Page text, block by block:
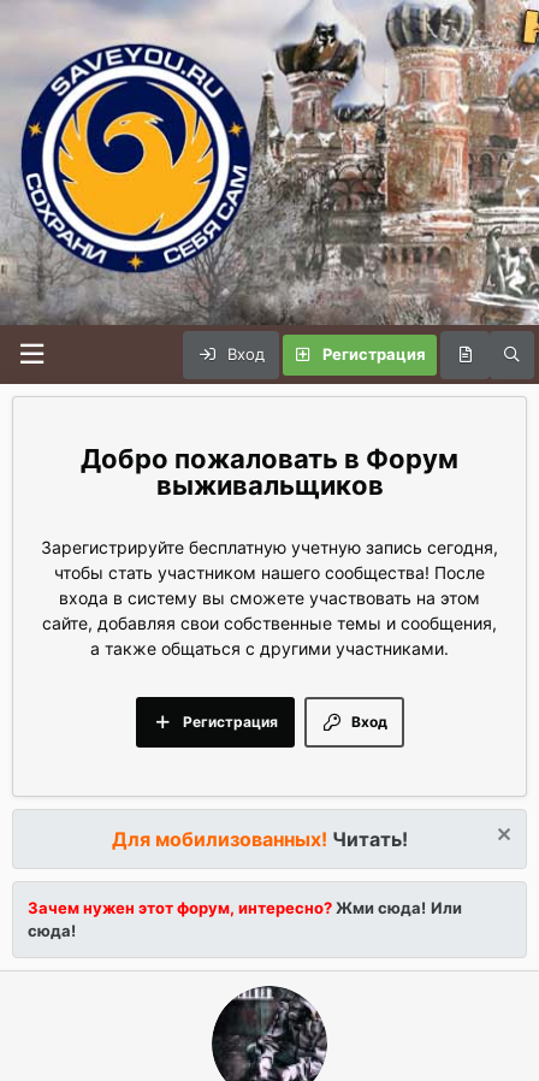
Вход Регистрация
Форум
выживальщиков
Зарегистрируйте бесплатную учетную запись сегодня,
чтобы стать участником нашего сообщества! После
входа в систему вы сможете участвовать на этом
сайте, добавляя свои собственные темы и сообщения,
а также общаться с другими участниками.
Вход
Регистрация
Для мобилизованных! Читать!
Зачем нужен этот форум, интересно?Жми сюда! Или
сюда!